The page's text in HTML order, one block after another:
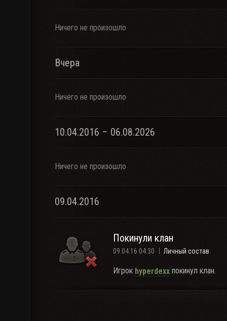
Ничего не произошло
Вчера
Ничего не произошло
10.04.2016 – 06.08.2026
Ничего не произошло
09.04.2016
Покинули клан
09.04.16 04:30 Личный состав
Игрок hyperdexx покинул клан.